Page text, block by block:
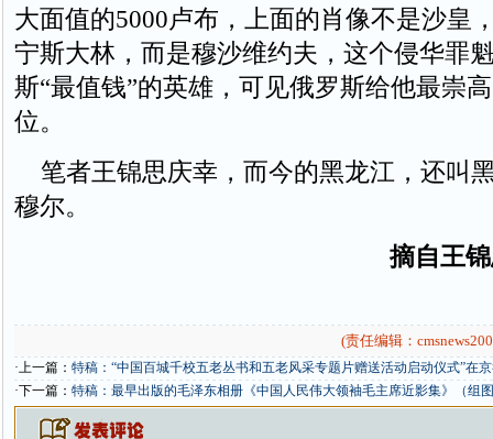
大面值的5000卢布，上面的肖像不是沙皇
宁斯大林，而是穆沙维约夫，这个侵华罪
斯“最值钱”的英雄，可见俄罗斯给他最崇
位。
笔者王锦思庆幸，而今的黑龙江，还叫
穆尔。
摘自王锦
(责任编辑：
·上一篇： 特稿：“中国百城千校五老丛书和五老风采专题片赠送活动启动仪式”在
·下一篇： 特稿：最早出版的毛泽东相册《中国人民伟大领袖毛主席近影集》（组